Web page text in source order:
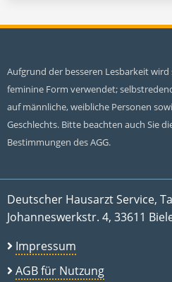
Aufgrund der besseren Lesbarkeit
feminine Form verwendet;
auf männliche, weibliche Personen
Geschlechts. Bitte beachten auch Sie
Bestimmungen des AGG.
Deutscher Hausarzt Service,
Johanneswerkstr. 4, 33611
Impressum
AGB für Nutzung